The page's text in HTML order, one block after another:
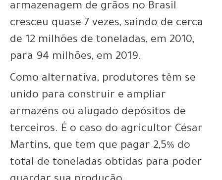
armazenagem de grãos no Brasil
cresceu quase 7 vezes, saindo de cerca
de 12 milhões de toneladas, em 2010,
para 94 milhões, em 2019.
Como alternativa, produtores têm se
unido para construir e ampliar
armazéns ou alugado depósitos de
terceiros. É o caso do agricultor César
Martins, que tem que pagar 2,5% do
total de toneladas obtidas para poder